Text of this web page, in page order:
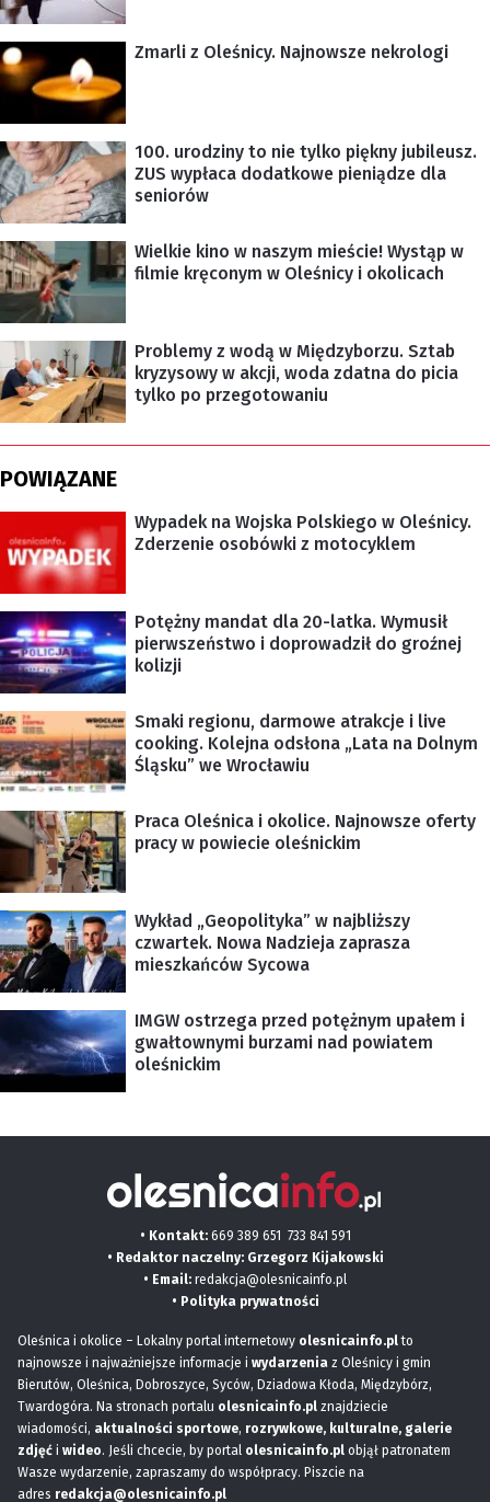
Zmarli z Oleśnicy. Najnowsze nekrologi
100. urodziny to nie tylko piękny jubileusz.
ZUS wypłaca dodatkowe pieniądze dla
seniorów
Wielkie kino w naszym mieście! Wystąp w
filmie kręconym w Oleśnicy i okolicach
Problemy z wodą w Międzyborzu. Sztab
kryzysowy w akcji, woda zdatna do picia
tylko po przegotowaniu
POWIĄZANE
Wypadek na Wojska Polskiego w Oleśnicy.
Zderzenie osobówki z motocyklem
Potężny mandat dla 20-latka. Wymusił
pierwszeństwo i doprowadził do groźnej
kolizji
Smaki regionu, darmowe atrakcje i live
cooking. Kolejna odsłona „Lata na Dolnym
Śląsku” we Wrocławiu
Praca Oleśnica i okolice. Najnowsze oferty
pracy w powiecie oleśnickim
Wykład „Geopolityka” w najbliższy
czwartek. Nowa Nadzieja zaprasza
mieszkańców Sycowa
IMGW ostrzega przed potężnym upałem i
gwałtownymi burzami nad powiatem
oleśnickim
• Kontakt: 669 389 651 733 841 591
• Redaktor naczelny: Grzegorz Kijakowski
• Email: redakcja@olesnicainfo.pl
• Polityka prywatności
Oleśnica i okolice – Lokalny portal internetowy olesnicainfo.plto
najnowsze i najważniejsze informacje i wydarzenia z Oleśnicy i gmin
Bierutów, Oleśnica, Dobroszyce, Syców, Dziadowa Kłoda, Międzybórz,
Twardogóra. Na stronach portalu olesnicainfo.pl znajdziecie
wiadomości, aktualności sportowe, rozrywkowe, kulturalne, galerie
zdjęć i wideo. Jeśli chcecie, by portal olesnicainfo.pl objął patronatem
Wasze wydarzenie, zapraszamy do współpracy. Piszcie na
adres redakcja@olesnicainfo.pl